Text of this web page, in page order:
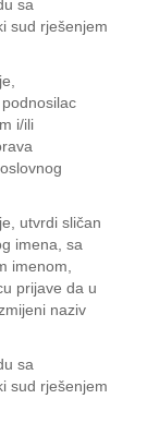
sa
sud rješenjem
i/ili
utvrdi sličan
imena, sa
imenom,
prijave da u
naziv
sa
sud rješenjem